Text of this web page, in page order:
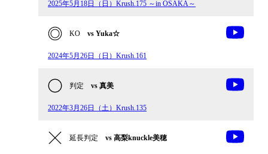
2025年5月18日（日）Krush.175 ～in OSAKA～
KO vs Yuka☆
2024年5月26日（日）Krush.161
判定 vs 真美
2022年3月26日（土）Krush.135
延長判定 vs 高梨knuckle美穂